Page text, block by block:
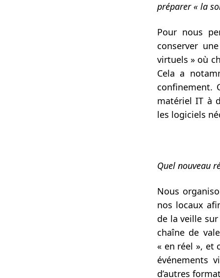
préparer « la
Pour nous
conserver
virtuels » où
Cela a
confinement.
matériel IT à
les logiciels
Quel nouveau
Nous
nos locaux
de la veille
chaîne de
« en réel », et
événements
d’autres